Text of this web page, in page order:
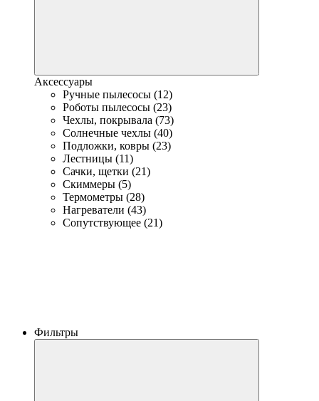
Аксессуары
Ручные пылесосы (12)
Роботы пылесосы (23)
Чехлы, покрывала (73)
Солнечные чехлы (40)
Подложки, ковры (23)
Лестницы (11)
Сачки, щетки (21)
Скиммеры (5)
Термометры (28)
Нагреватели (43)
Сопутствующее (21)
Фильтры